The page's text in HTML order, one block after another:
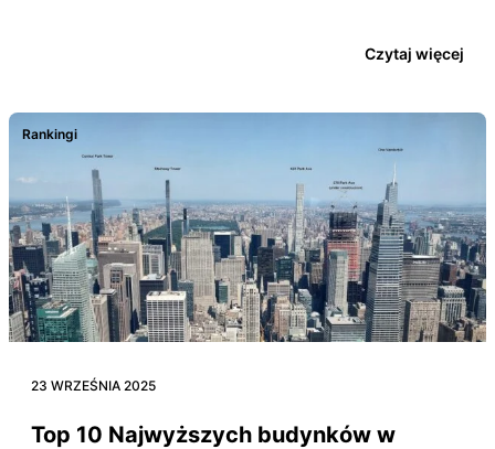
Czytaj więcej
Rankingi
23 WRZEŚNIA 2025
Top 10 Najwyższych budynków w